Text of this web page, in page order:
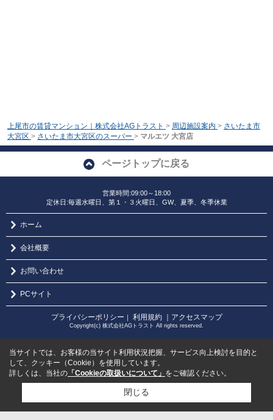
上尾市の賃貸マンション｜株式会社AGトラスト > 周辺施設案内 > さいたま市
大宮区 > さいたま市大宮区のスーパー > マルエツ 大宮店
ページトップに戻る
営業時間:09:00～18:00
定休日:毎週水曜日、第１・３火曜日、GW、夏季、冬季休業
ホーム
会社概要
お問い合わせ
PCサイト
プライバシーポリシー ｜ 利用規約 ｜アクセスマップ
Copyright(c) 株式会社AGトラスト All rights reserved.
当サイトでは、お客様の当サイト利用状況把握、サービス向上検討を目的と
して、クッキー（Cookie）を使用しています。
詳しくは、当社の 「Cookieの取扱いについて」 をご確認ください。
閉じる